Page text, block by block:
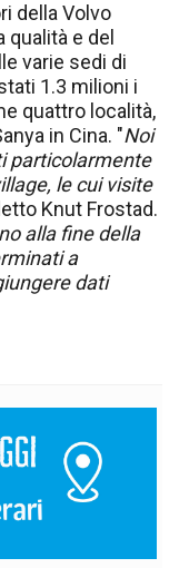
della Volvo
qualità e del
varie sedi di
1.3 milioni i
quattro località,
in Cina. "Noi
particolarmente
le cui visite
Knut Frostad.
alla fine della
a
dati